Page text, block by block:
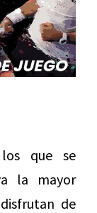
los que se
la mayor
de